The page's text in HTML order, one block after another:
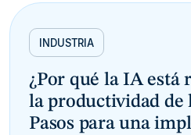
INDUSTRIA
¿Por qué la IA está
la productividad de
Pasos para una